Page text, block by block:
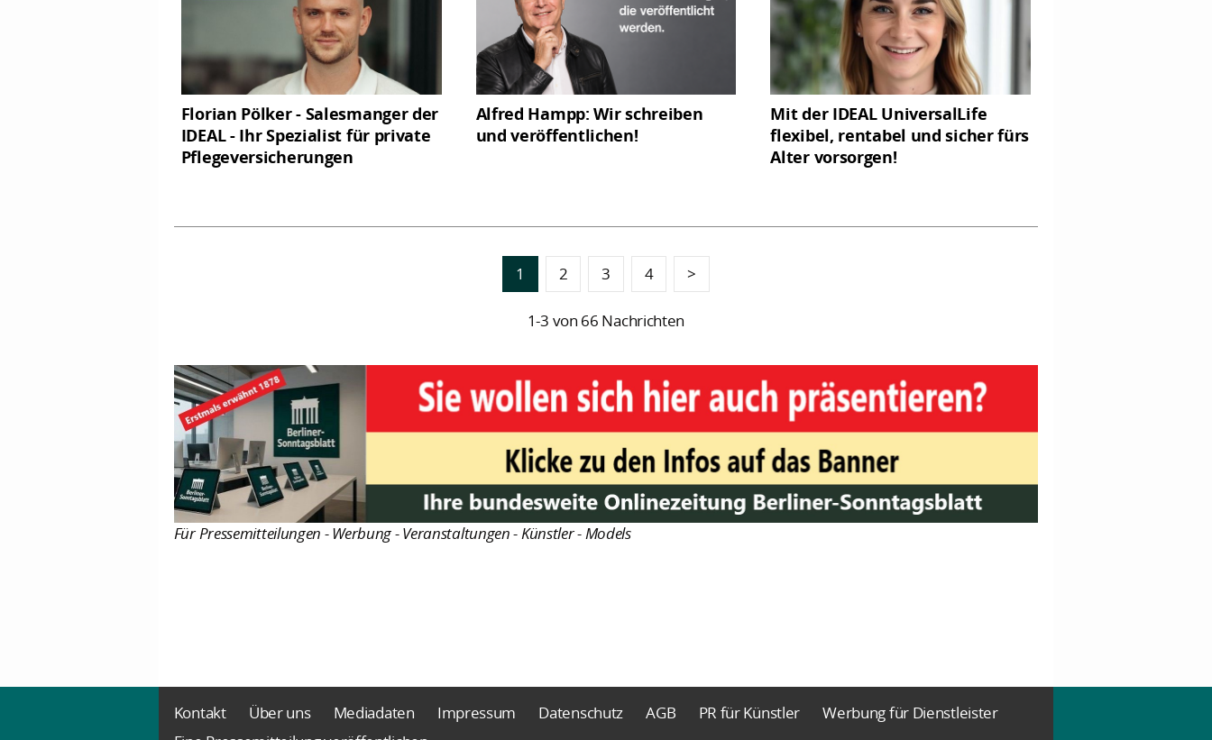
Florian Pölker - Salesmanger der
IDEAL - Ihr Spezialist für private
Pflegeversicherungen
Alfred Hampp: Wir schreiben
und veröffentlichen!
Mit der IDEAL UniversalLife
flexibel, rentabel und sicher fürs
Alter vorsorgen!
1 2 3 4 >
1-3 von 66 Nachrichten
Für Pressemitteilungen - Werbung - Veranstaltungen - Künstler - Models
Kontakt Über uns Mediadaten Impressum Datenschutz AGB PR für Künstler
Werbung für Dienstleister